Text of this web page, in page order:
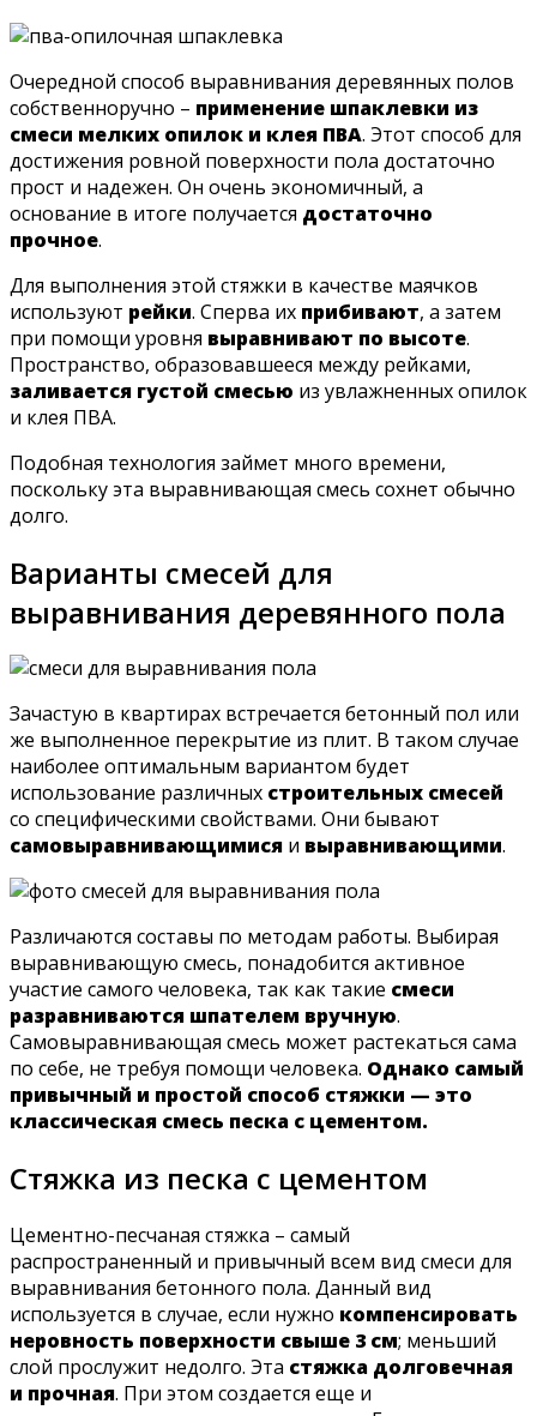
Очередной способ выравнивания деревянных полов
собственноручно – применение шпаклевки из
смеси мелких опилок и клея ПВА. Этот способ для
достижения ровной поверхности пола достаточно
прост и надежен. Он очень экономичный, а
основание в итоге получается достаточно
прочное.
Для выполнения этой стяжки в качестве маячков
используют рейки. Сперва их прибивают, а затем
при помощи уровня выравнивают по высоте.
Пространство, образовавшееся между рейками,
заливается густой смесью из увлажненных опилок
и клея ПВА.
Подобная технология займет много времени,
поскольку эта выравнивающая смесь сохнет обычно
долго.
Варианты смесей для
выравнивания деревянного пола
Зачастую в квартирах встречается бетонный пол или
же выполненное перекрытие из плит. В таком случае
наиболее оптимальным вариантом будет
использование различных строительных смесей
со специфическими свойствами. Они бывают
самовыравнивающимися и выравнивающими.
Различаются составы по методам работы. Выбирая
выравнивающую смесь, понадобится активное
участие самого человека, так как такие смеси
разравниваются шпателем вручную.
Самовыравнивающая смесь может растекаться сама
по себе, не требуя помощи человека. Однако самый
привычный и простой способ стяжки — это
классическая смесь песка с цементом.
Стяжка из песка с цементом
Цементно-песчаная стяжка – самый
распространенный и привычный всем вид смеси для
выравнивания бетонного пола. Данный вид
используется в случае, если нужно компенсировать
неровность поверхности свыше 3 см; меньший
слой прослужит недолго. Эта стяжка долговечная
и прочная. При этом создается еще и